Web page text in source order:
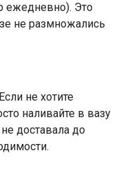
ежедневно). Это
не размножались
не хотите
наливайте в вазу
доставала до